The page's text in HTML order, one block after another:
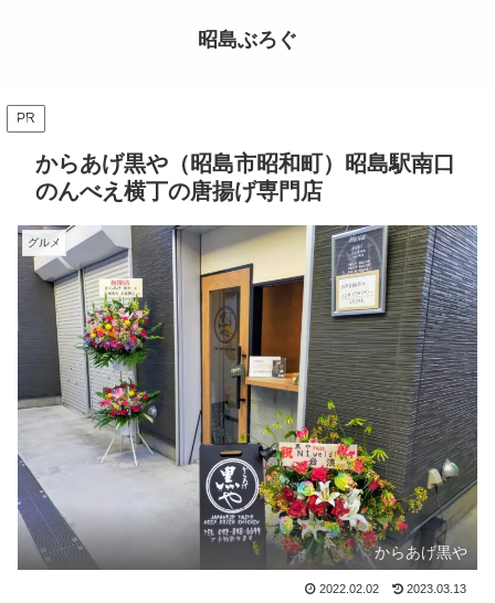
昭島ぶろぐ
PR
からあげ黒や（昭島市昭和町）昭島駅南口
のんべえ横丁の唐揚げ専門店
グルメ
からあげ黒や
2022.02.02 2023.03.13